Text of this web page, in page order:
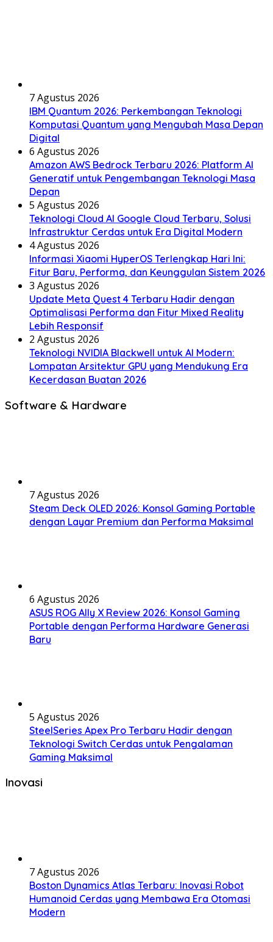
7 Agustus 2026
IBM Quantum 2026: Perkembangan Teknologi
Komputasi Quantum yang Mengubah Masa Depan
Digital
6 Agustus 2026
Amazon AWS Bedrock Terbaru 2026: Platform AI
Generatif untuk Pengembangan Teknologi Masa
Depan
5 Agustus 2026
Teknologi Cloud AI Google Cloud Terbaru, Solusi
Infrastruktur Cerdas untuk Era Digital Modern
4 Agustus 2026
Informasi Xiaomi HyperOS Terlengkap Hari Ini:
Fitur Baru, Performa, dan Keunggulan Sistem 2026
3 Agustus 2026
Update Meta Quest 4 Terbaru Hadir dengan
Optimalisasi Performa dan Fitur Mixed Reality
Lebih Responsif
2 Agustus 2026
Teknologi NVIDIA Blackwell untuk AI Modern:
Lompatan Arsitektur GPU yang Mendukung Era
Kecerdasan Buatan 2026
Software & Hardware
7 Agustus 2026
Steam Deck OLED 2026: Konsol Gaming Portable
dengan Layar Premium dan Performa Maksimal
6 Agustus 2026
ASUS ROG Ally X Review 2026: Konsol Gaming
Portable dengan Performa Hardware Generasi
Baru
5 Agustus 2026
SteelSeries Apex Pro Terbaru Hadir dengan
Teknologi Switch Cerdas untuk Pengalaman
Gaming Maksimal
Inovasi
7 Agustus 2026
Boston Dynamics Atlas Terbaru: Inovasi Robot
Humanoid Cerdas yang Membawa Era Otomasi
Modern